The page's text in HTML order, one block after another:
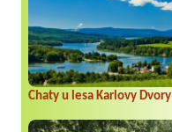
Chaty u lesa Karlovy Dvory